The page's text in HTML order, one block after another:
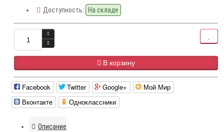
Доступность: На складе
В корзину
Facebook Twitter Google+
Мой Мир
Вконтакте
Одноклассники
Описание